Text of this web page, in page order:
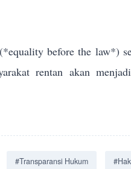
before the law*)
rentan akan
#Transparansi Hukum